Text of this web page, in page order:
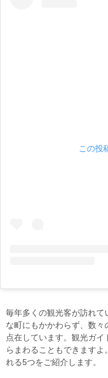
この投
毎年多くの観光客が訪れて
な町にもかかわらず、数々
点在しています。観光ガ
らまわることもできます
れる5つをご紹介します。